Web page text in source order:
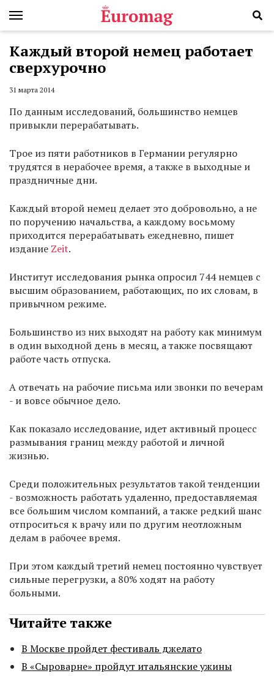
Каждый второй немец работает
сверхурочно
31 марта 2014
По данным исследований, большинство немцев
привыкли перерабатывать.
Трое из пяти работников в Германии регулярно
трудятся в нерабочее время, а также в выходные и
праздничные дни.
Каждый второй немец делает это добровольно, а не
по поручению начальства, а каждому восьмому
приходится перерабатывать ежедневно, пишет
издание Zeit.
Институт исследования рынка опросил 744 немцев с
высшим образованием, работающих, по их словам, в
привычном режиме.
Большинство из них выходят на работу как минимум
в один выходной день в месяц, а также посвящают
работе часть отпуска.
А отвечать на рабочие письма или звонки по вечерам
- и вовсе обычное дело.
Как показало исследование, идет активный процесс
размывания границ между работой и личной
жизнью.
Среди положительных результатов такой тенденции
- возможность работать удаленно, предоставляемая
все большим числом компаний, а также редкий шанс
отпроситься к врачу или по другим неотложным
делам в рабочее время.
При этом каждый третий немец постоянно чувствует
сильные перегрузки, а 80% ходят на работу
больными.
Читайте также
В Москве пройдет фестиваль джелато
В «Сыроварне» пройдут итальянские ужины